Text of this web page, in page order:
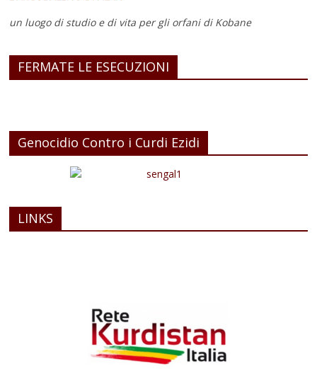
un luogo di studio e di vita per gli orfani di Kobane
FERMATE LE ESECUZIONI
Genocidio Contro i Curdi Ezidi
LINKS